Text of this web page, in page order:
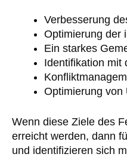
Verbesserung
Optimierung der
Ein starkes
Identifikation mit
Optimierung von
Wenn diese Ziele des
erreicht werden, dann
und identifizieren sich